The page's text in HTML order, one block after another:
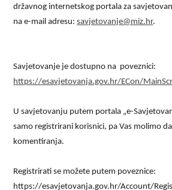
državnog internetskog portala za
na e-mail adresu:savjetovanje@miz.hr.
Savjetovanje je dostupno na poveznici:
https://esavjetovanja.gov.hr/ECon/
U savjetovanju putem portala „e-
samo registrirani korisnici, pa Vas molimo
komentiranja.
Registrirati se možete putem poveznice:
https://esavjetovanja.gov.hr/Account/